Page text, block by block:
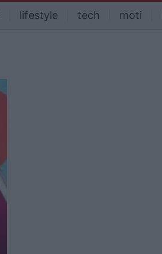
lifestyle tech moti